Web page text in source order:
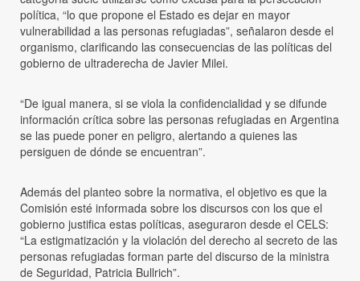
política, “lo que propone el Estado es dejar en mayor
vulnerabilidad a las personas refugiadas”, señalaron desde el
organismo, clarificando las consecuencias de las políticas del
gobierno de ultraderecha de Javier Milei.
“De igual manera, si se viola la confidencialidad y se difunde
información crítica sobre las personas refugiadas en Argentina
se las puede poner en peligro, alertando a quienes las
persiguen de dónde se encuentran”.
Además del planteo sobre la normativa, el objetivo es que la
Comisión esté informada sobre los discursos con los que el
gobierno justifica estas políticas, aseguraron desde el CELS:
“La estigmatización y la violación del derecho al secreto de las
personas refugiadas forman parte del discurso de la ministra
de Seguridad, Patricia Bullrich”.